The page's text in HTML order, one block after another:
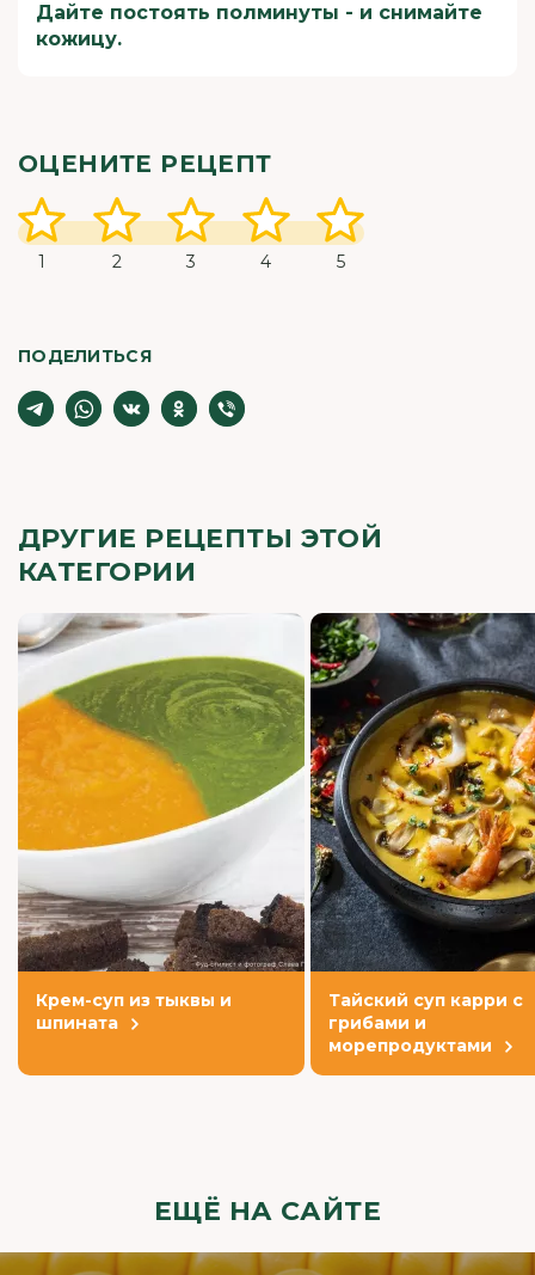
Дайте постоять полминуты - и снимайте
кожицу.
ОЦЕНИТЕ РЕЦЕПТ
1 2 3 4 5
ПОДЕЛИТЬСЯ
ДРУГИЕ РЕЦЕПТЫ ЭТОЙ
КАТЕГОРИИ
Крем-суп из тыквы и
шпината
Тайский суп карри с
грибами и
морепродуктами
ЕЩЁ НА САЙТЕ